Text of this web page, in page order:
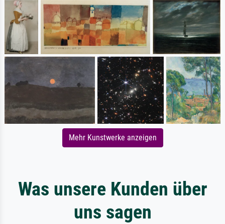
Mehr Kunstwerke anzeigen
Was unsere Kunden über
uns sagen